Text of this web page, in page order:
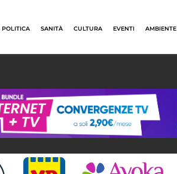
POLITICA SANITÀ CULTURA EVENTI AMBIENTE